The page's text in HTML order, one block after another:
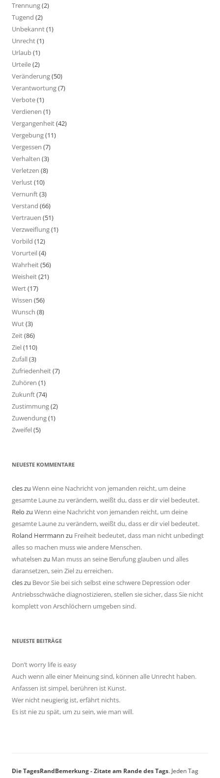
Trennung(2)
Tugend (2)
Unbekannt(1)
Unrecht(1)
Urlaub(1)
Urteile(2)
Veränderung(50)
Verantwortung(7)
Verbote(1)
Verdienen (1)
Vergangenheit(42)
Vergebung(11)
Vergessen (7)
Verhalten (3)
Verletzen (8)
Verlust(10)
Vernunft(3)
Verstand (66)
Vertrauen (51)
Verzweiflung(1)
Vorbild (12)
Vorurteil(4)
Wahrheit(56)
Weisheit(21)
Wert(17)
Wissen (56)
Wunsch (8)
Wut(3)
Zeit(86)
Ziel(110)
Zufall(3)
Zufriedenheit(7)
Zuhören (1)
Zukunft(74)
Zustimmung(2)
Zuwendung(1)
Zweifel(5)
NEUESTE KOMMENTARE
cleszu Wenn eine Nachricht von jemanden reicht, um deine
gesamte Laune zu verändern, weißt du, dass er dir viel bedeutet.
Relo zu Wenn eine Nachricht von jemanden reicht, um deine
gesamte Laune zu verändern, weißt du, dass er dir viel bedeutet.
Roland Herrmann zu Freiheit bedeutet, dass man nicht unbedingt
alles so machen muss wie andere Menschen.
whatelsen zu Man muss an seine Berufung glauben und alles
daransetzen, sein Ziel zu erreichen.
cleszu Bevor Sie bei sich selbst eine schwere Depression oder
Antriebsschwäche diagnostizieren, stellen sie sicher, dass Sie nicht
komplett von Arschlöchern umgeben sind.
NEUESTE BEITRÄGE
Don’t worry life is easy
Auch wenn alle einer Meinung sind, können alle Unrecht haben.
Anfassen ist simpel, berühren ist Kunst.
Wer nicht neugierig ist, erfährt nichts.
Es ist nie zu spät, um zu sein, wie man will.
Die TagesRandBemerkung - Zitate am Rande des Tags. Jeden Tag